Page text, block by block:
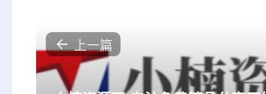
上一篇